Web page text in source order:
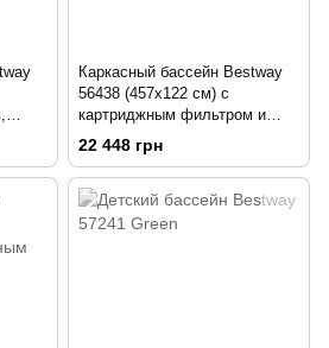
Каркасный бассейн Bestway
56438 (457х122 см) с
картриджным фильтром и
лестницей
22 448 грн